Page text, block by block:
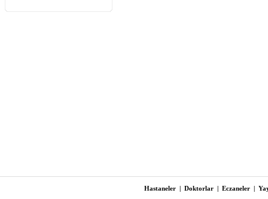
Hastaneler | Doktorlar | Eczaneler |